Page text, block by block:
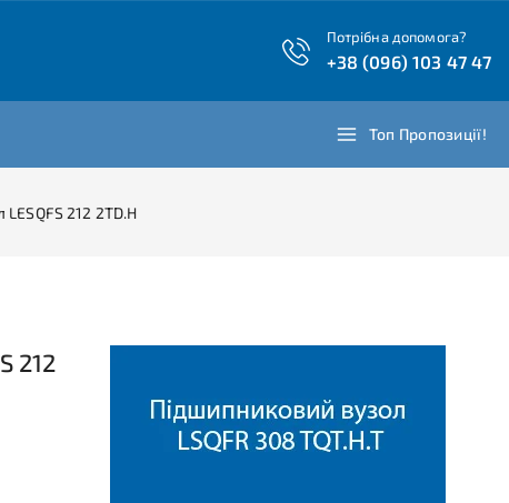
Потрібна допомога?
+38 (096) 103 47 47
Топ Пропозиції!
212 2TD.H
212